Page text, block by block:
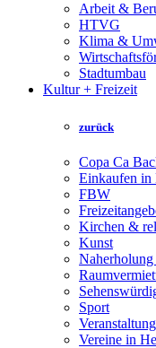
Arbeit &
HTVG
Klima &
Stadtumbau
Kultur + Freizeit
zurück
Copa Ca
Einkaufen in
FBW
Kirchen &
Kunst
Sport
Vereine in